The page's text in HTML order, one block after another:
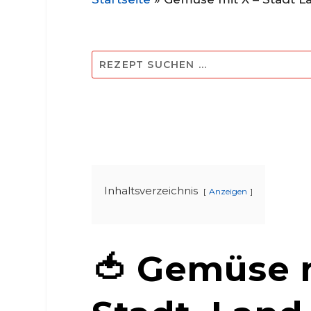
Inhaltsverzeichnis Anzeigen
🍅 Gemüse